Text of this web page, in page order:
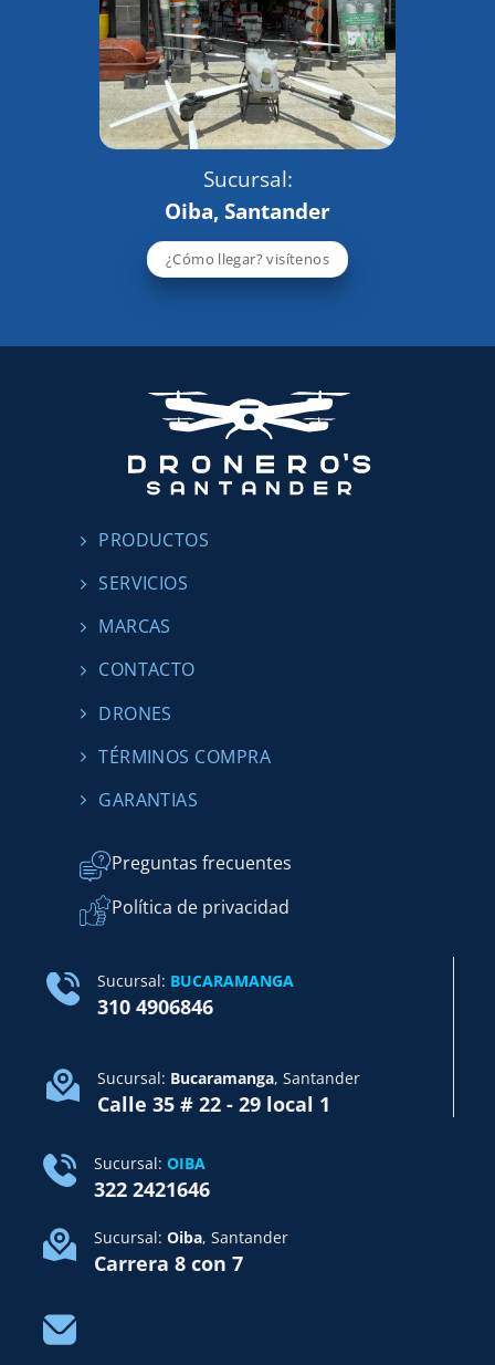
Sucursal:
Oiba, Santander
¿Cómo llegar? visítenos
PRODUCTOS
SERVICIOS
MARCAS
CONTACTO
DRONES
TÉRMINOS COMPRA
GARANTIAS
Preguntas frecuentes
Política de privacidad
Sucursal: BUCARAMANGA
310 4906846
Sucursal: Bucaramanga, Santander
Calle 35 # 22 - 29 local 1
Sucursal: OIBA
322 2421646
Sucursal: Oiba, Santander
Carrera 8 con 7